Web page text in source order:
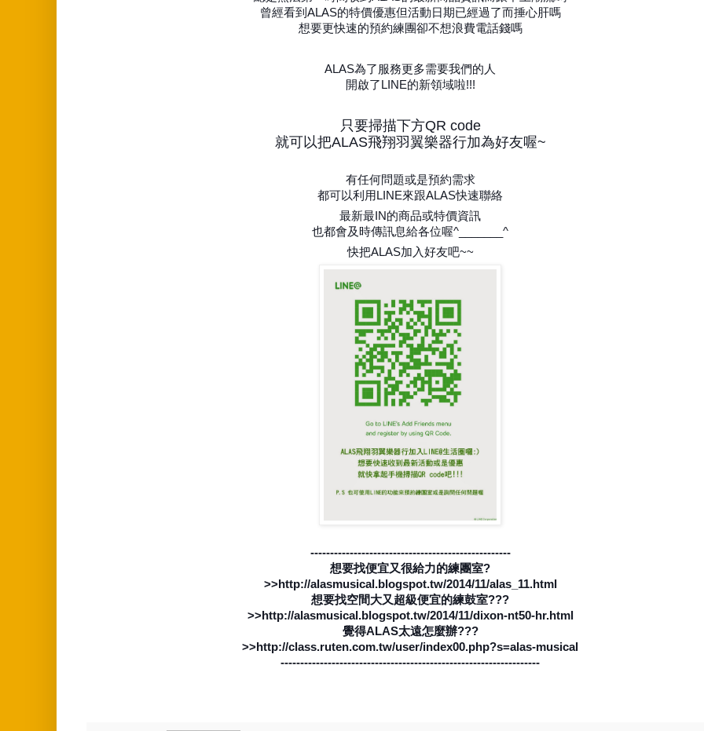
曾經看到ALAS的特價優惠但活動日期已經過了而捶心肝嗎
想要更快速的預約練團卻不想浪費電話錢嗎
ALAS為了服務更多需要我們的人
開啟了LINE的新領域啦!!!
只要掃描下方QR code
就可以把ALAS飛翔羽翼樂器行加為好友喔~
有任何問題或是預約需求
都可以利用LINE來跟ALAS快速聯絡
最新最IN的商品或特價資訊
也都會及時傳訊息給各位喔^_______^
快把ALAS加入好友吧~~
---------------------------------------------------
想要找便宜又很給力的練團室?
>>http://alasmusical.blogspot.tw/2014/11/alas_11.html
想要找空間大又超級便宜的練鼓室???
>>http://alasmusical.blogspot.tw/2014/11/dixon-nt50-hr.html
覺得ALAS太遠怎麼辦???
>>http://class.ruten.com.tw/user/index00.php?s=alas-musical
------------------------------------------------------------------